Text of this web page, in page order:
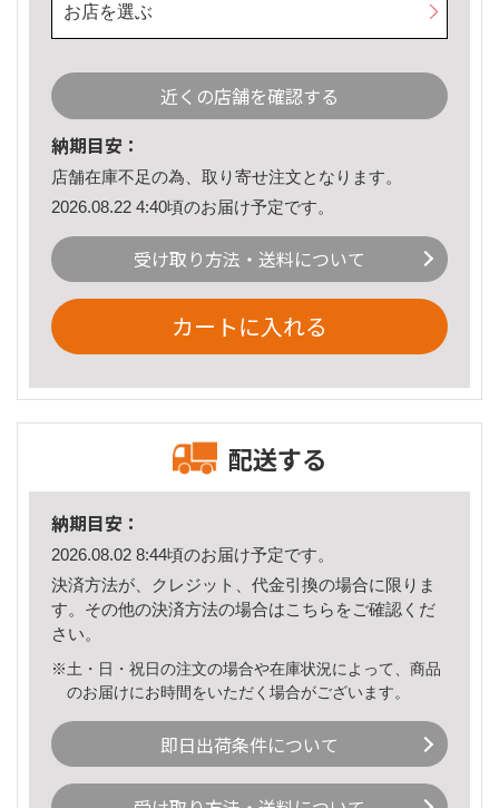
お店を選ぶ
近くの店舗を確認する
納期目安：
店舗在庫不足の為、取り寄せ注文となります。
2026.08.22 4:40頃のお届け予定です。
受け取り方法・送料について
カートに入れる
配送する
納期目安：
2026.08.02 8:44頃のお届け予定です。
決済方法が、クレジット、代金引換の場合に限りま
す。その他の決済方法の場合はこちら をご確認くだ
さい。
※土・日・祝日の注文の場合や在庫状況によって、商品
のお届けにお時間をいただく場合がございます。
即日出荷条件について